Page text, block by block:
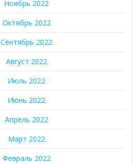
Ноябрь 2022
Октябрь 2022
Сентябрь 2022
Август 2022
Июль 2022
Июнь 2022
Апрель 2022
Март 2022
Февраль 2022